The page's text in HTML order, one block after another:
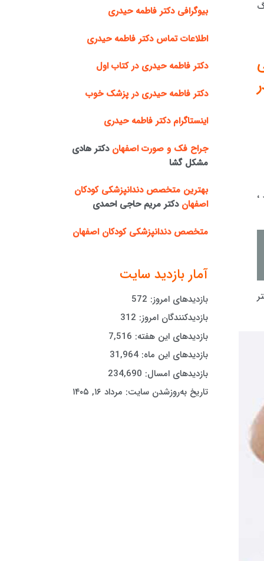
تا 6 میلی متر
بیوگرافی دکتر فاطمه حیدری
اطلاعات تماس دکتر فاطمه حیدری
دکتر فاطمه حیدری در کتاب اول
دکتر فاطمه حیدری در پزشک خوب
اینستاگرام دکتر فاطمه حیدری
جراح فک و صورت اصفهان دکتر هادی
مشکل گشا
بهترین متخصص دندانپزشکی کودکان
اصفهان دکتر مریم حاجی احمدی
متخصص دندانپزشکی کودکان اصفهان
آمار بازدید سایت
بازدیدهای امروز: 572
بازدیدکنندگان امروز: 312
بازدیدهای این هفته: 7,516
بازدیدهای این ماه: 31,964
بازدیدهای امسال: 234,690
تاریخ به‌روزشدن سایت: مرداد ۱۶, ۱۴۰۵